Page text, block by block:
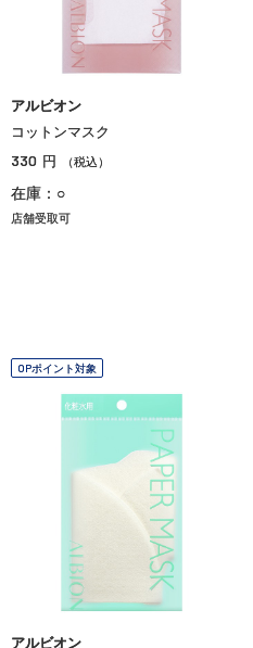
アルビオン
コットンマスク
330 円 （税込）
在庫：○
店舗受取可
OPポイント対象
アルビオン